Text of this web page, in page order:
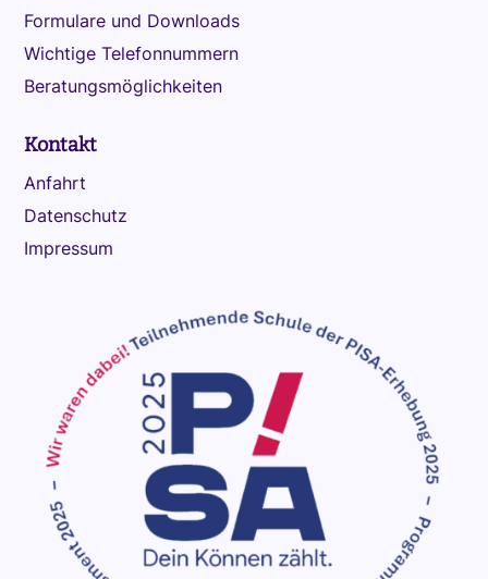
Formulare und Downloads
Wichtige Telefonnummern
Beratungsmöglichkeiten
Kontakt
Anfahrt
Datenschutz
Impressum